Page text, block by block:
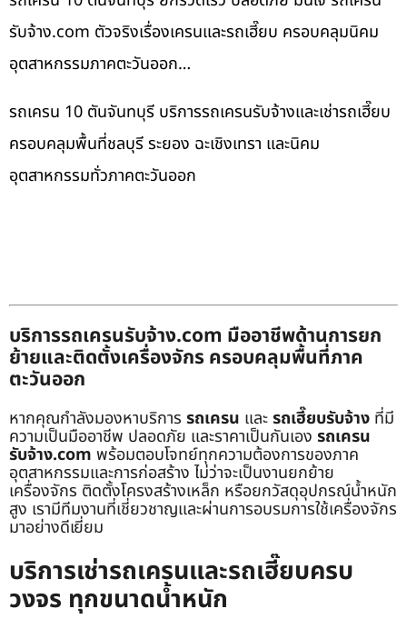
รับจ้าง.com ตัวจริงเรื่องเครนและรถเฮี๊ยบ ครอบคลุมนิคม
อุตสาหกรรมภาคตะวันออก…
รถเครน 10 ตันจันทบุรี บริการรถเครนรับจ้างและเช่ารถเฮี๊ยบ
ครอบคลุมพื้นที่ชลบุรี ระยอง ฉะเชิงเทรา และนิคม
อุตสาหกรรมทั่วภาคตะวันออก
บริการรถเครนรับจ้าง.com มืออาชีพด้านการยก
ย้ายและติดตั้งเครื่องจักร ครอบคลุมพื้นที่ภาค
ตะวันออก
หากคุณกำลังมองหาบริการ รถเครน และรถเฮี๊ยบรับจ้าง ที่มี
ความเป็นมืออาชีพ ปลอดภัย และราคาเป็นกันเอง รถเครน
รับจ้าง.com พร้อมตอบโจทย์ทุกความต้องการของภาค
อุตสาหกรรมและการก่อสร้าง ไม่ว่าจะเป็นงานยกย้าย
เครื่องจักร ติดตั้งโครงสร้างเหล็ก หรือยกวัสดุอุปกรณ์น้ำหนัก
สูง เรามีทีมงานที่เชี่ยวชาญและผ่านการอบรมการใช้เครื่องจักร
มาอย่างดีเยี่ยม
บริการเช่ารถเครนและรถเฮี๊ยบครบ
วงจร ทุกขนาดน้ำหนัก